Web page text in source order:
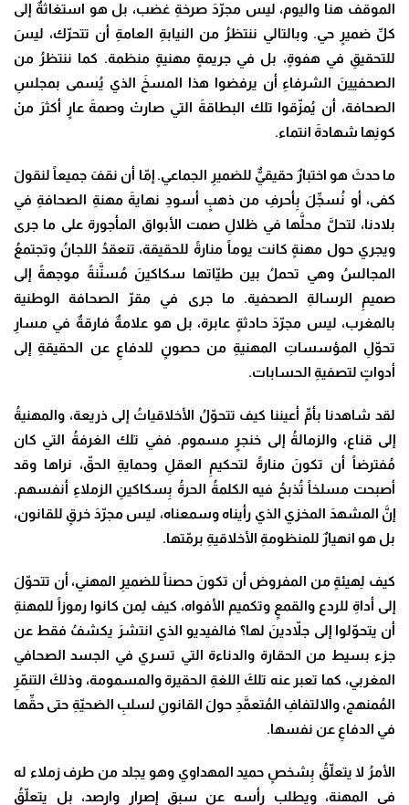
الموقف هنا واليوم، ليس مجرّدَ صرخةِ غضب، بل هو استغاثةٌ إلى
كلِّ ضميرٍ حي. وبالتالي ننتظرُ من النيابةِ العامةِ أن تتحرّك، ليسَ
للتحقيقِ في هفوةٍ، بل في جريمةٍ مهنيةٍ منظمة. كما ننتظرُ من
الصحفيينَ الشرفاءِ أن يرفضوا هذا المسخَ الذي يُسمى بمجلسِ
الصحافة، أن يُمزّقوا تلك البطاقةَ التي صارتْ وصمةَ عارٍ أكثرَ منْ
كونِها شهادةَ انتماء.
ما حدثَ هو اختبارٌ حقيقيٌّ للضميرِ الجماعي. إمّا أن نقفَ جميعاً لنقولَ
كفى، أو نُسجِّلَ بِأحرفِ من ذهبٍ أسودِ نهايةَ مهنةِ الصحافةِ في
بلادنا، لتحلَّ محلَّها في ظلالِ صمت الأبواق المأجورة على ما جرى
ويجري حول مهنةٍ كانت يوماً منارةً للحقيقة، تنعقدُ اللجانُ وتجتمعُ
المجالسُ وهي تحملُ بين طيّاتها سكاكينَ مُسنَّنةً موجهةً إلى
صميمِ الرسالةِ الصحفية. ما جرى في مقرّ الصحافة الوطنية
بالمغرب، ليس مجرّدَ حادثةٍ عابرة، بل هو علامةٌ فارقةٌ في مسارِ
تحوّلِ المؤسساتِ المهنيةِ من حصونٍ للدفاعِ عن الحقيقةِ إلى
أدواتٍ لتصفيةِ الحسابات.
لقد شاهدنا بأمِّ أعيننا كيف تتحوّلُ الأخلاقياتُ إلى ذريعة، والمهنيةُ
إلى قناع، والزمالةُ إلى خنجرٍ مسموم. ففي تلك الغرفةُ التي كان
مُفترضاً أن تكونَ منارةً لتحكيمِ العقلِ وحمايةِ الحقّ، نراها وقد
أصبحت مسلخاً تُذبحُ فيه الكلمةُ الحرةُ بِسكاكينِ الزملاءِ أنفسهم.
إنَّ المشهدَ المخزي الذي رأيناه وسمعناه، ليس مجرّدَ خرقٍ للقانون،
بل هو انهيارٌ للمنظومةِ الأخلاقيةِ برمّتها.
كيف لِهيئةٍ من المفروض أن تكونَ حصناً للضميرِ المهني، أن تتحوّلَ
إلى أداةِ للردع والقمعٍ وتكميم الأفواه، كيف لِمن كانوا رموزاً للمهنةِ
أن يتحوّلوا إلى جلاّدينَ لها؟ فالفيديو الذي انتشرَ يكشفُ فقط عن
جزء بسيط من الحقارة والدناءة التي تسري في الجسد الصحافي
المغربي، كما تعبر عنه تلكَ اللغةِ الحقيرة والمسمومة، وذلكَ التنمّرِ
المُمنهج، والالتفافِ المُتعمَّدِ حولَ القانونِ لسلبِ الضحيّةِ حتى حقِّها
في الدفاعِ عن نفسها.
الأمرُ لا يتعلّقُ بِشخصٍ حميد المهداوي وهو يجلد من طرف زملاء له
في المهنة، ويطلب رأسه عن سبق إصرار وارصد، بل يتعلّقُ